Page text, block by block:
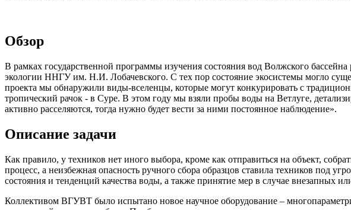
Обзор
В рамках государственной программы изучения состояния вод Волжского
экологии ННГУ им. Н.И. Лобачевского. С тех пор состояние экосистемы могло
проекта мы обнаружили виды-вселенцы, которые могут конкурировать с
тропический рачок - в Суре. В этом году мы взяли пробы воды на Ветлуге,
активно расселяются, тогда нужно будет вести за ними постоянное наблюдение».
Описание задачи
Как правило, у техников нет иного выбора, кроме как отправиться на объект,
процесс, а неизбежная опасность ручного сбора образцов ставила техников под
состояния и тенденций качества воды, а также принятие мер в случае внезапных
Коллективом ВГУВТ было испытано новое научное оборудование –